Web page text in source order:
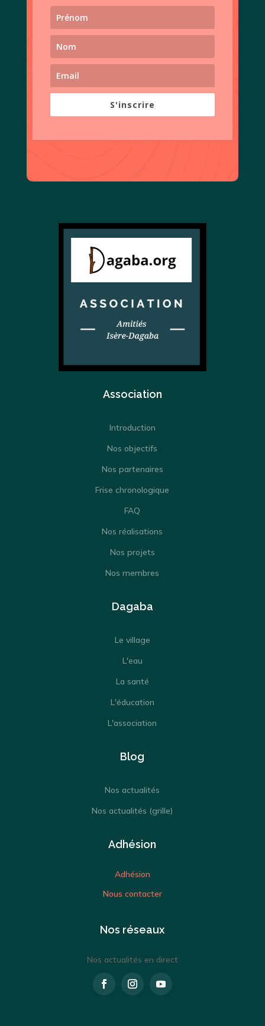
S'inscrire
Association
Introduction
Nos objectifs
Nos partenaires
Frise chronologique
FAQ
Nos réalisations
Nos projets
Nos membres
Dagaba
Le village
L'eau
La santé
L'éducation
L'association
Blog
Nos actualités
Nos actualités (grille)
Adhésion
Adhésion
Nous contacter
Nos réseaux
Nos actualités en direct